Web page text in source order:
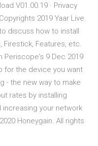
V01.00.19 · Privacy
2019 Yaar Live.
discuss how to install
Firestick, Features, etc.
Periscope's 9 Dec 2019
for the device you want
- the new way to make
rates by installing
increasing your network
Honeygain. All rights